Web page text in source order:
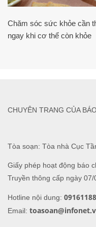
Chăm sóc sức khỏe cần
ngay khi cơ thể còn khỏe
Tòa soạn: Tòa nhà Cục
Giấy phép hoạt động báo
Truyền thông cấp ngày 07/
Hotline nội dung:
Email:
CHUYÊN TRANG CỦA